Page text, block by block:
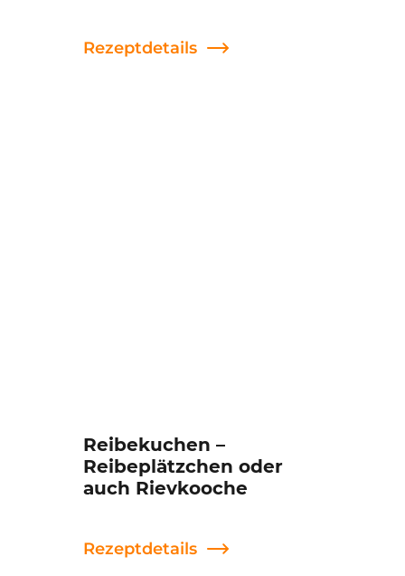
Rezeptdetails
Reibekuchen –
Reibeplätzchen oder
auch Rievkooche
Rezeptdetails